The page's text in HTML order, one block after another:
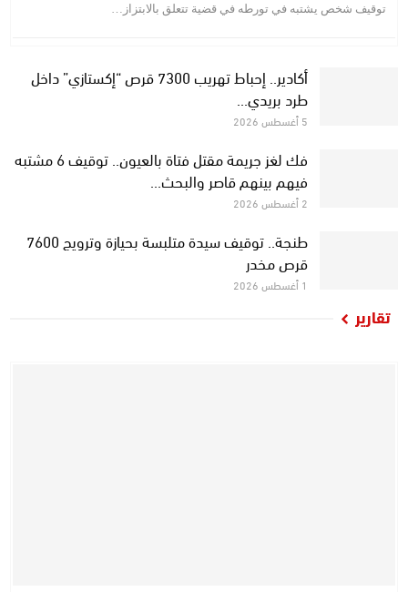
توقيف شخص يشتبه في تورطه في قضية تتعلق بالابتزاز…
أكادير.. إحباط تهريب 7300 قرص “إكستازي” داخل
طرد بريدي…
5 أغسطس 2026
فك لغز جريمة مقتل فتاة بالعيون.. توقيف 6 مشتبه
فيهم بينهم قاصر والبحث…
2 أغسطس 2026
طنجة.. توقيف سيدة متلبسة بحيازة وترويج 7600
قرص مخدر
1 أغسطس 2026
تقارير